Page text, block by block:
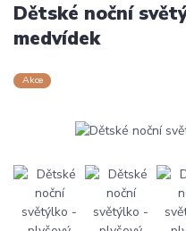
Dětské noční
medvídek
Akce